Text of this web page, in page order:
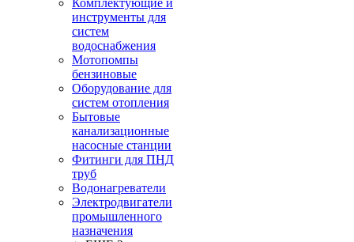
Комплектующие и
инструменты для
систем
водоснабжения
Мотопомпы
бензиновые
Оборудование для
систем отопления
Бытовые
канализационные
насосные станции
Фитинги для ПНД
труб
Водонагреватели
Электродвигатели
промышленного
назначения